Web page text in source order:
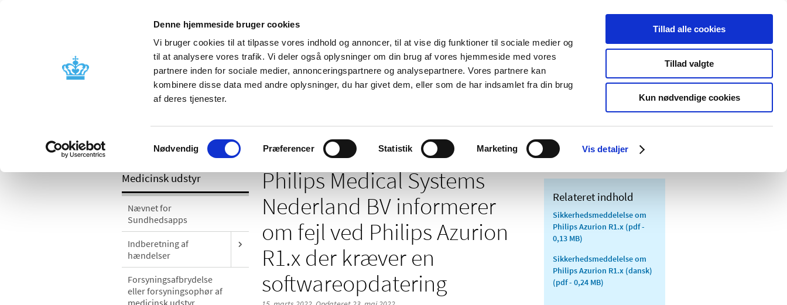
Denne hjemmeside bruger cookies
Vi bruger cookies til at tilpasse vores indhold og annoncer, til at vise dig funktioner til sociale medier og
til at analysere vores trafik. Vi deler også oplysninger om din brug af vores hjemmeside med vores
partnere inden for sociale medier, annonceringspartnere og analysepartnere. Vores partnere kan
kombinere disse data med andre oplysninger, du har givet dem, eller som de har indsamlet fra din brug
af deres tjenester.
Samtykkevalg
Nødvendig Præferencer Statistik Marketing Vis detaljer
Tillad alle cookies
Tillad valgte
Kun nødvendige cookies
Nyheder Om os Kontakt Udgivelser
Godkendelse og
Bivirkninger og
produktinformation
Tilskud og
Apoteker og salg af
Medicinsk
Særlige
produktområder
kræver en softwareopdatering
Medicinsk udstyr
Nævnet for
Sundhedsapps
Indberetning af
hændelser
Forsyningsafbrydelse
eller forsyningsophør af
Philips Medical Systems
Nederland BV informerer
om fejl ved Philips Azurion
R1.x der kræver en
softwareopdatering
Relateret indhold
Sikkerhedsmeddelelse om
Philips Azurion R1.x (pdf -
0,13 MB)
Sikkerhedsmeddelelse om
Philips Azurion R1.x (dansk)
(pdf - 0,24 MB)